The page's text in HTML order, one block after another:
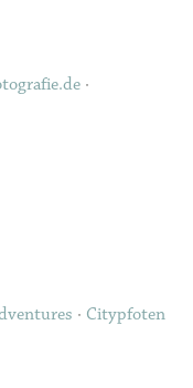
·
· Citypfoten